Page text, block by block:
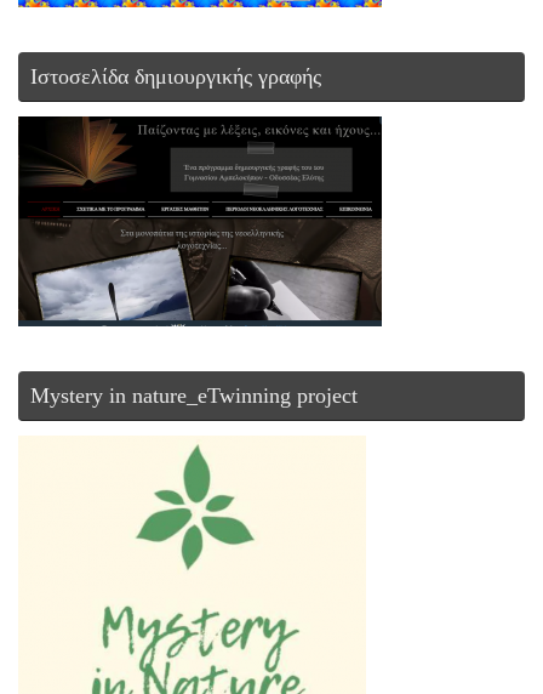
Ιστοσελίδα δημιουργικής γραφής
Mystery in nature_eTwinning project